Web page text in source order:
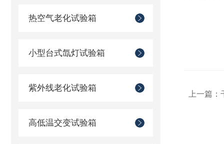
热空气老化试验箱
小型台式氙灯试验箱
紫外线老化试验箱
高低温交变试验箱
上一篇：